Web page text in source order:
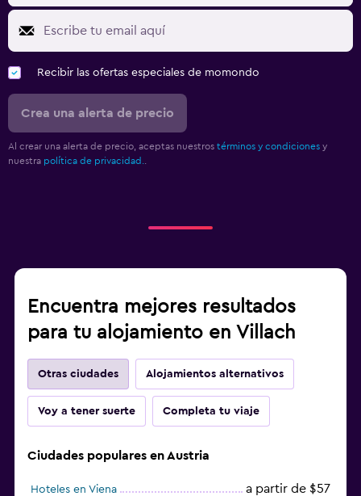
Recibir las ofertas especiales de momondo
Crea una alerta de precio
Al crear una alerta de precio, aceptas nuestros términos y condiciones y
nuestra política de privacidad.
Encuentra mejores resultados
para tu alojamiento en Villach
Otras ciudades Alojamientos alternativos
Voy a tener suerte Completa tu viaje
Ciudades populares en Austria
Hoteles en Viena a partir de $57